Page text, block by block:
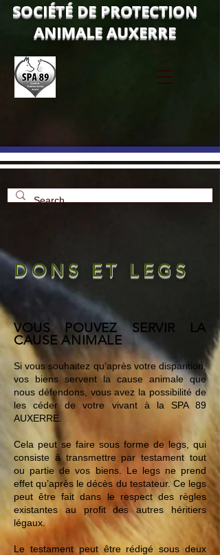
SOCIÉTÉ DE PROTECTION
ANIMALE AUXERRE
DONS ET LEGS
VOUS POUVEZ SERVIR LA
CAUSE ANIMALE
Si vous souhaitez qu’après votre disparition,
vos biens servent la cause animale que
nous défendons, vous avez la possibilité de
les céder de votre vivant à la SPA 89
AUXERRE.
Cela peut se faire sous forme de legs, qui
consiste à transmettre par testament tout
ou partie de vos biens. Le legs ne prend
effet qu’après le décès du testateur. Ce legs
peut être fait dans le respect des règles
existantes au profit des autres héritiers
légaux.
Le testament peut être rédigé sous deux